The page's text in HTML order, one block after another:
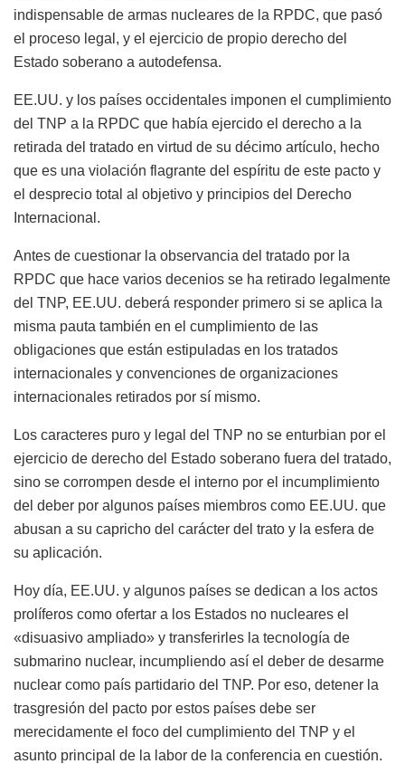
indispensable de armas nucleares de la RPDC, que pasó
el proceso legal, y el ejercicio de propio derecho del
Estado soberano a autodefensa.
EE.UU. y los países occidentales imponen el cumplimiento
del TNP a la RPDC que había ejercido el derecho a la
retirada del tratado en virtud de su décimo artículo, hecho
que es una violación flagrante del espíritu de este pacto y
el desprecio total al objetivo y principios del Derecho
Internacional.
Antes de cuestionar la observancia del tratado por la
RPDC que hace varios decenios se ha retirado legalmente
del TNP, EE.UU. deberá responder primero si se aplica la
misma pauta también en el cumplimiento de las
obligaciones que están estipuladas en los tratados
internacionales y convenciones de organizaciones
internacionales retirados por sí mismo.
Los caracteres puro y legal del TNP no se enturbian por el
ejercicio de derecho del Estado soberano fuera del tratado,
sino se corrompen desde el interno por el incumplimiento
del deber por algunos países miembros como EE.UU. que
abusan a su capricho del carácter del trato y la esfera de
su aplicación.
Hoy día, EE.UU. y algunos países se dedican a los actos
prolíferos como ofertar a los Estados no nucleares el
«disuasivo ampliado» y transferirles la tecnología de
submarino nuclear, incumpliendo así el deber de desarme
nuclear como país partidario del TNP. Por eso, detener la
trasgresión del pacto por estos países debe ser
merecidamente el foco del cumplimiento del TNP y el
asunto principal de la labor de la conferencia en cuestión.